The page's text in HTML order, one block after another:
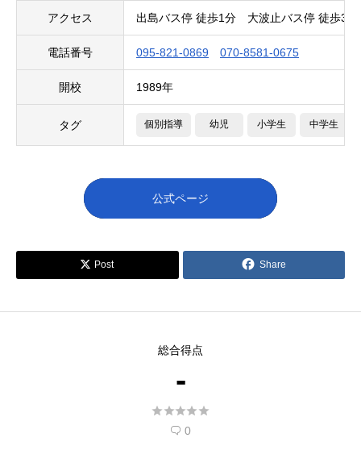
アクセス 出島バス停 徒歩1分 大波止バス停 徒歩3
電話番号 095-821-0869 070-8581-0675
開校 1989年
タグ 個別指導 幼児 小学生 中学生
公式ページ
 Post  Share
総合得点
-

 0